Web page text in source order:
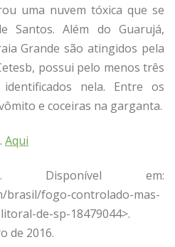
uma nuvem tóxica que se
Santos. Além do Guarujá,
Grande são atingidos pela
possui pelo menos três
nela. Entre os
e coceiras na garganta.
Aqui
Disponível em:
brasil/fogo-controlado-mas-
de-sp-18479044>.
de 2016.